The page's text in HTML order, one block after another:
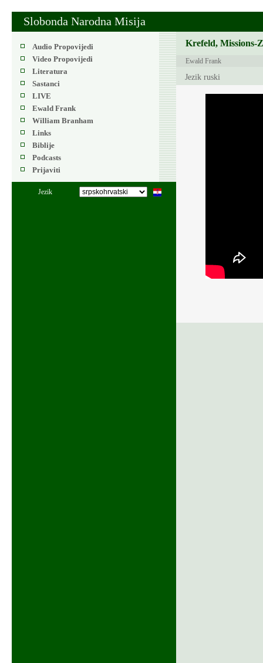
Slobonda Narodna Misija
Audio Propovijedi
Video Propovijedi
Literatura
Sastanci
LIVE
Ewald Frank
William Branham
Links
Biblije
Podcasts
Prijaviti
Jezik
Krefeld, Missions-
Ewald Frank
Jezik ruski